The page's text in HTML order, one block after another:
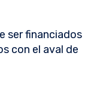
ser financiados
con el aval de